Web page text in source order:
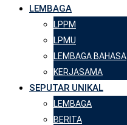
LEMBAGA
LPPM
LPMU
LEMBAGA BAHASA
KERJASAMA
SEPUTAR UNIKAL
LEMBAGA
BERITA